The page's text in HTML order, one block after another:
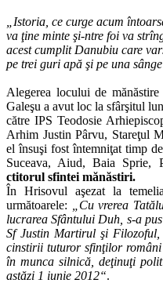
„Istoria, ce curge acum
va ţine minte şi-ntre foi va
acest cumplit Danubiu care
pe trei guri apă şi pe una
Alegerea locului de
Galeşu a avut loc la sfârşitul
către IPS Teodosie
Arhim Justin Pârvu, Stareţul
el însuşi fost întemniţat timp
Suceava, Aiud, Baia Sprie,
ctitorul sfintei mănăstiri.
În Hrisovul aşezat la
următoarele:
„Cu vrerea
lucrarea Sfântului Duh, s-a
Sf Justin Martirul şi
cinstirii tuturor sfinţilor
în munca silnică, deţinuţi
astăzi 1 iunie 2012“.